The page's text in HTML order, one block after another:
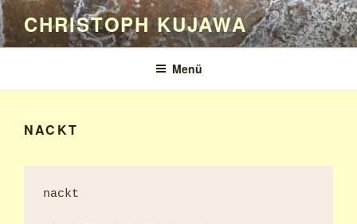
Zum
Inhalt
springen
CHRISTOPH KUJAWA
Menü
NACKT
nackt